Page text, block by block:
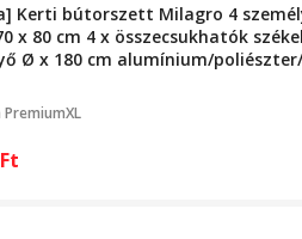
Kerti bútorszett Milagro 4
x 80 cm 4 x összecsukhatók
Ø x 180 cm alumínium/
PremiumXL
Ft